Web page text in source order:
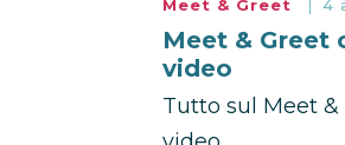
Meet & Greet 4
Meet & Greet
video
Tutto sul Meet &